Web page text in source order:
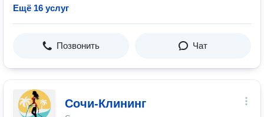
Ещё 16 услуг
Позвонить Чат
Сочи-Клининг